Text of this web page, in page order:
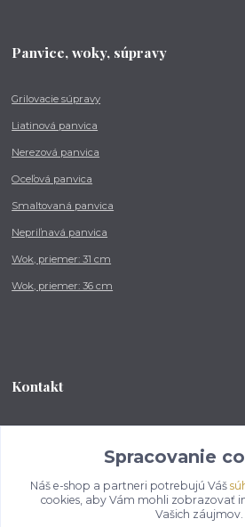
Panvice, woky, súpravy
Grilovacie súpravy
Liatinová panvica
Nerezová panvica
Oceľová panvica
Smaltovaná panvica
Nepriľnavá panvica
Wok, priemer: 31 cm
Wok, priemer: 36 cm
Kontakt
od 8:00 - do 16:00 hod
info@kotlikovesupravy.sk
Spracovanie
Náš e-shop a partneri potrebujú Váš
cookies, aby Vám mohli zobrazovať
Vašich záujmov.